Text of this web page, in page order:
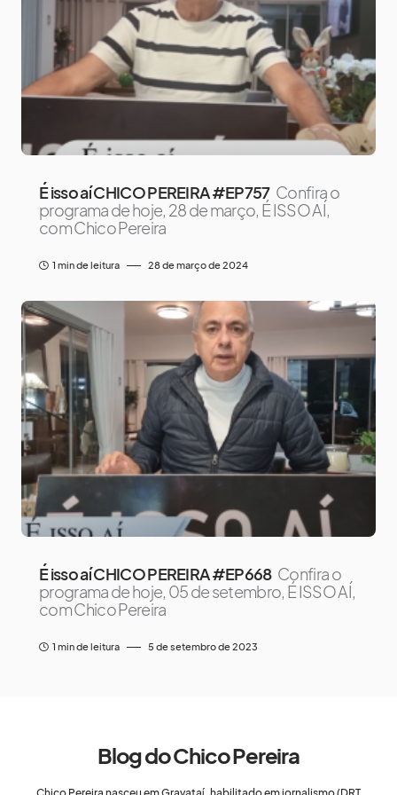
É isso aí CHICO PEREIRA #EP757 Confira o
programa de hoje, 28 de março, É ISSO AÍ,
com Chico Pereira
1 min de leitura 28 de março de 2024
É isso aí CHICO PEREIRA #EP668 Confira o
programa de hoje, 05 de setembro, É ISSO AÍ,
com Chico Pereira
1 min de leitura 5 de setembro de 2023
Blog do Chico Pereira